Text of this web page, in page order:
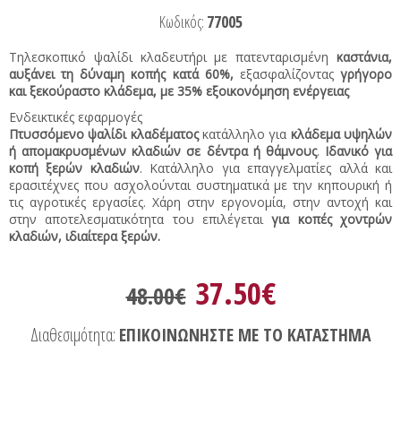
Κωδικός: 77005
Τηλεσκοπικό ψαλίδι κλαδευτήρι με πατενταρισμένη καστάνια,
αυξάνει τη δύναμη κοπής κατά 60%, εξασφαλίζονταςγρήγορο
και ξεκούραστο κλάδεμα, με 35% εξοικονόμηση ενέργειας
Ενδεικτικές εφαρμογές
Πτυσσόμενο ψαλίδι κλαδέματοςκατάλληλο για κλάδεμα υψηλών
ή απομακρυσμένων κλαδιών σε δέντρα ή θάμνους. Ιδανικό για
κοπή ξερών κλαδιών. Κατάλληλο για επαγγελματίες αλλά και
ερασιτέχνες που ασχολούνται συστηματικά με την κηπουρική ή
τις αγροτικές εργασίες. Χάρη στην εργονομία, στην αντοχή και
στην αποτελεσματικότητα του επιλέγεταιγια κοπές χοντρών
κλαδιών, ιδιαίτερα ξερών.
48.00€ 37.50€
Διαθεσιμότητα: ΕΠΙΚΟΙΝΩΝΗΣΤΕ ΜΕ ΤΟ ΚΑΤΑΣΤΗΜΑ